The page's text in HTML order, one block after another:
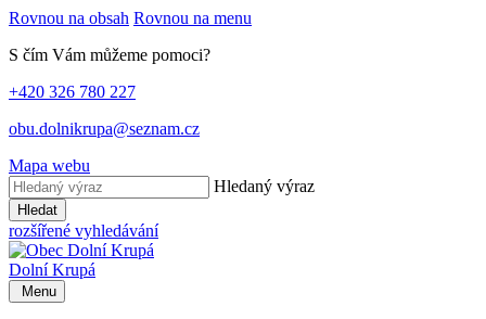
Rovnou na obsah Rovnou na menu
S čím Vám můžeme pomoci?
+420 326 780 227
obu.dolnikrupa@seznam.cz
Mapa webu
Hledaný výraz
Hledat
rozšířené vyhledávání
Dolní Krupá
Menu